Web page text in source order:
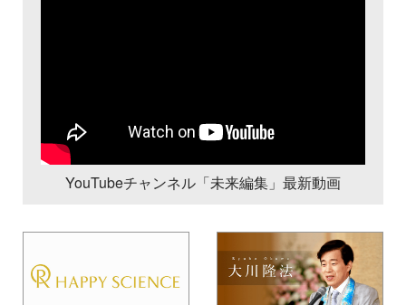
YouTubeチャンネル「未来編集」最新動画